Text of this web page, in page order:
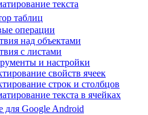
текста
таблиц
операции
над объектами
с листами
и настройки
свойств ячеек
строк и столбцов
текста в ячейках
Google Android